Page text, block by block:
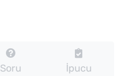
Soru İpucu